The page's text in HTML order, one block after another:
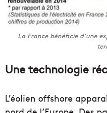
La France bénéficie d’une
Une technologie
L’éolien offshore